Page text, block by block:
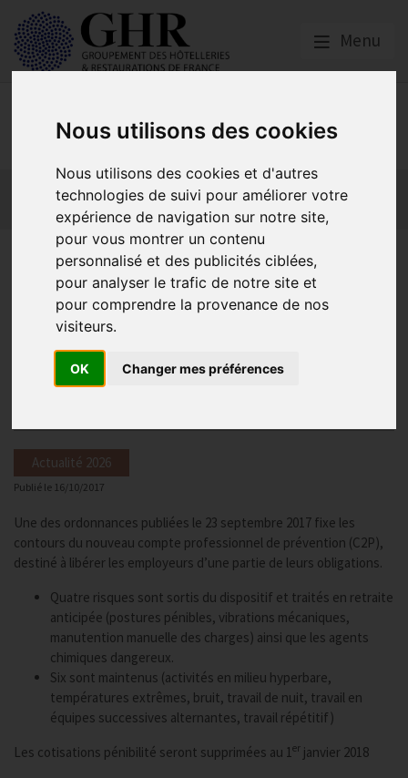
Nous utilisons des cookies
Nous utilisons des cookies et d'autres
technologies de suivi pour améliorer votre
expérience de navigation sur notre site,
pour vous montrer un contenu
personnalisé et des publicités ciblées,
pour analyser le trafic de notre site et
pour comprendre la provenance de nos
visiteurs.
OK Changer mes préférences
Menu
Handicap
Actualité 2026 Nos Métiers
Offres d’Emploi
Formation
Mission Handicap
Le compte pénibilité devient
le compte professionnel de
prévention, avec des
obligations allégées pour les
employeurs
Actualité 2026
Publié le 16/10/2017
Une des ordonnances publiées le 23 septembre 2017 fixe les
contours du nouveau compte professionnel de prévention (C2P),
destiné à libérer les employeurs d’une partie de leurs obligations.
Quatre risques sont sortis du dispositif et traités en retraite
anticipée (postures pénibles, vibrations mécaniques,
manutention manuelle des charges) ainsi que les agents
chimiques dangereux.
Six sont maintenus (activités en milieu hyperbare,
températures extrêmes, bruit, travail de nuit, travail en
équipes successives alternantes, travail répétitif)
Les cotisations pénibilité seront supprimées au 1er janvier 2018